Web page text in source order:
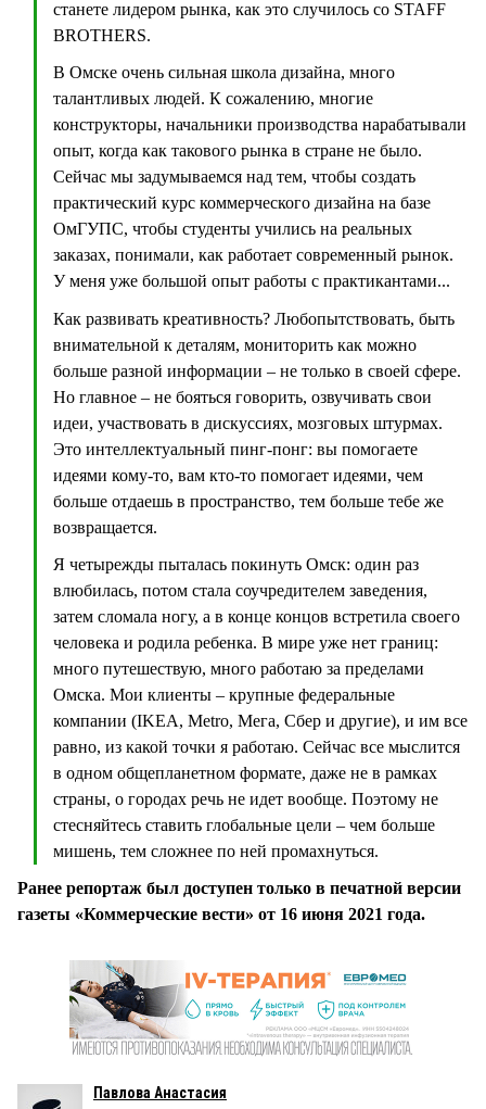
станете лидером рынка, как это случилось со STAFF
BROTHERS.
В Омске очень сильная школа дизайна, много
талантливых людей. К сожалению, многие
конструкторы, начальники производства нарабатывали
опыт, когда как такового рынка в стране не было.
Сейчас мы задумываемся над тем, чтобы создать
практический курс коммерческого дизайна на базе
ОмГУПС, чтобы студенты учились на реальных
заказах, понимали, как работает современный рынок.
У меня уже большой опыт работы с практикантами...
Как развивать креативность? Любопытствовать, быть
внимательной к деталям, мониторить как можно
больше разной информации – не только в своей сфере.
Но главное – не бояться говорить, озвучивать свои
идеи, участвовать в дискуссиях, мозговых штурмах.
Это интеллектуальный пинг-понг: вы помогаете
идеями кому-то, вам кто-то помогает идеями, чем
больше отдаешь в пространство, тем больше тебе же
возвращается.
Я четырежды пыталась покинуть Омск: один раз
влюбилась, потом стала соучредителем заведения,
затем сломала ногу, а в конце концов встретила своего
человека и родила ребенка. В мире уже нет границ:
много путешествую, много работаю за пределами
Омска. Мои клиенты – крупные федеральные
компании (IKEA, Metro, Мега, Сбер и другие), и им все
равно, из какой точки я работаю. Сейчас все мыслится
в одном общепланетном формате, даже не в рамках
страны, о городах речь не идет вообще. Поэтому не
стесняйтесь ставить глобальные цели – чем больше
мишень, тем сложнее по ней промахнуться.
Ранее репортаж был доступен только в печатной версии
газеты «Коммерческие вести» от 16 июня 2021 года.
Павлова Анастасия